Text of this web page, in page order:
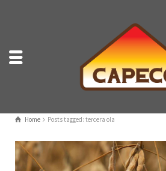
Home Posts tagged: tercera ola